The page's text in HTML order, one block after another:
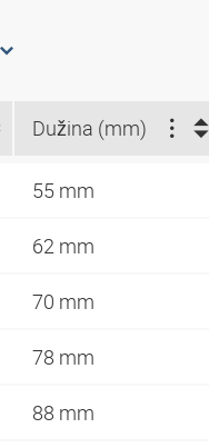
Dužina (mm)
55 mm
62 mm
70 mm
78 mm
88 mm